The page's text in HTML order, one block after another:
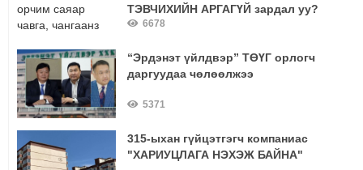
ТЭВЧИХИЙН АРГАГҮЙ зардал уу?
6678
“Эрдэнэт үйлдвэр” ТӨҮГ орлогч
даргуудаа чөлөөлжээ
5371
315-ыхан гүйцэтгэгч компаниас
"ХАРИУЦЛАГА НЭХЭЖ БАЙНА"